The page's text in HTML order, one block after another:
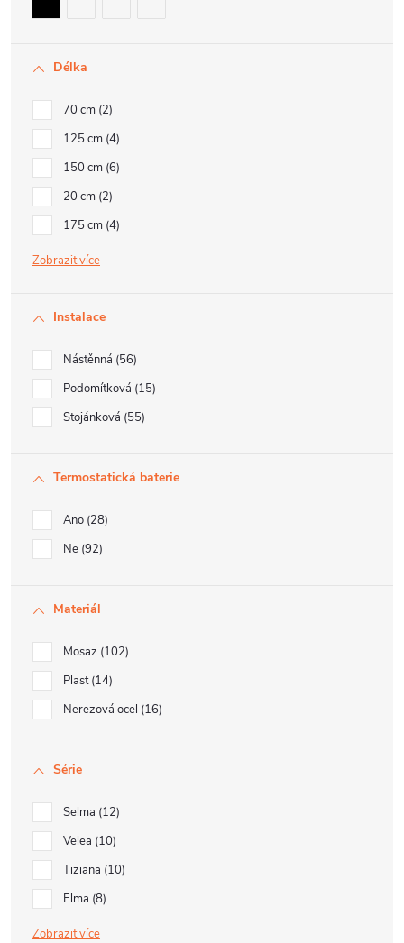
Délka
70 cm 2
125 cm 4
150 cm 6
20 cm 2
175 cm 4
Zobrazit
Instalace
Nástěnná 56
Podomítková 15
Stojánková 55
Termostatická baterie
Ano 28
Ne 92
Materiál
Mosaz 102
Plast 14
Nerezová ocel 16
Série
Selma 12
Velea 10
Tiziana 10
Elma 8
Zobrazit